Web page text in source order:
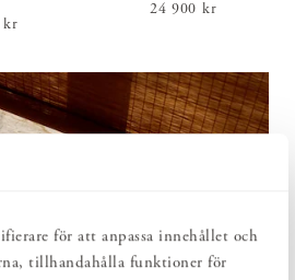
för att anpassa innehållet och
tillhandahålla funktioner för
900 kr
kr
Pris:24 900 kr
24 900 kr